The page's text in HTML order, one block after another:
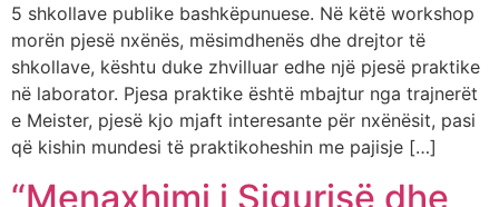
5 shkollave publike bashkëpunuese. Në këtë workshop
morën pjesë nxënës, mësimdhenës dhe drejtor të
shkollave, kështu duke zhvilluar edhe një pjesë praktike
në laborator. Pjesa praktike është mbajtur nga trajnerët
e Meister, pjesë kjo mjaft interesante për nxënësit, pasi
që kishin mundesi të praktikoheshin me pajisje […]
“Menaxhimi i Sigurisë dhe